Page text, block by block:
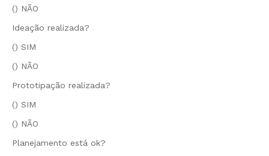
() NÃO
Ideação realizada?
() SIM
() NÃO
Prototipação realizada?
() SIM
() NÃO
Planejamento está ok?